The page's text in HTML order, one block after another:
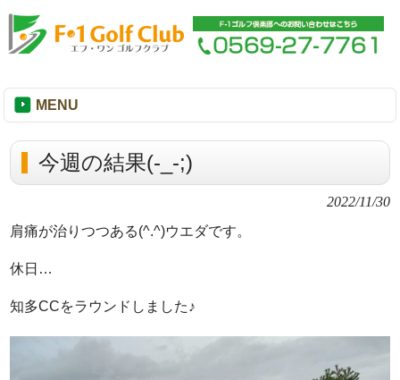
MENU
今週の結果(-_-;)
2022/11/30
肩痛が治りつつある(^.^)ウエダです。
休日…
知多CCをラウンドしました♪